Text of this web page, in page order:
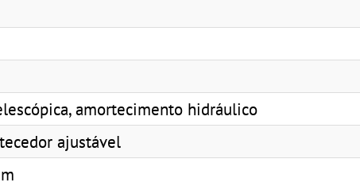
amortecimento hidráulico
ajustável